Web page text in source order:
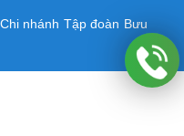
nhánh Tập đoàn Bưu